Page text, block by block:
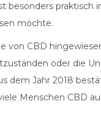
besonders praktisch
möchte.
von CBD
oder die
dem Jahr 2018
Menschen CBD